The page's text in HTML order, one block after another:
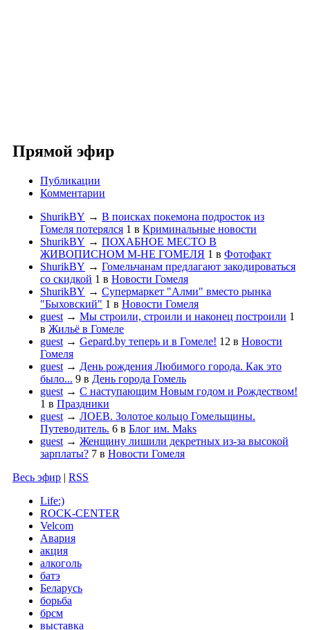
Прямой эфир
Публикации
Комментарии
ShurikBY → В поисках покемона подросток из
Гомеля потерялся 1 в Криминальные новости
ShurikBY → ПОХАБНОЕ МЕСТО В
ЖИВОПИСНОМ М-НЕ ГОМЕЛЯ 1 в Фотофакт
ShurikBY → Гомельчанам предлагают закодироваться
со скидкой 1 в Новости Гомеля
ShurikBY → Супермаркет "Алми" вместо рынка
"Быховский" 1 в Новости Гомеля
guest → Мы строили, строили и наконец построили 1
в Жильё в Гомеле
guest → Gepard.by теперь и в Гомеле! 12 в Новости
Гомеля
guest → День рождения Любимого города. Как это
было... 9 в День города Гомель
guest → С наступающим Новым годом и Рождеством!
1 в Праздники
guest → ЛОЕВ. Золотое кольцо Гомельщины.
Путеводитель. 6 в Блог им. Maks
guest → Женщину лишили декретных из-за высокой
зарплаты? 7 в Новости Гомеля
Весь эфир | RSS
Life:)
ROCK-CENTER
Velcom
Авария
акция
алкоголь
батэ
Беларусь
борьба
брсм
выставка